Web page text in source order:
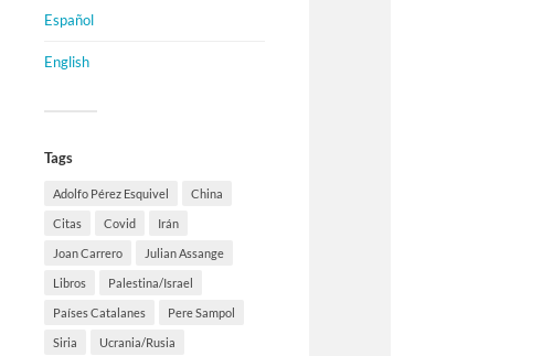
Español
English
Tags
Adolfo Pérez Esquivel China
Citas Covid Irán
Joan Carrero Julian Assange
Libros Palestina/Israel
Países Catalanes Pere Sampol
Siria Ucrania/Rusia